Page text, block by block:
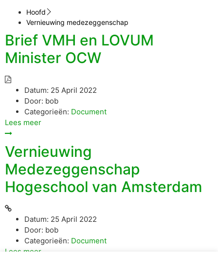
Hoofd
Vernieuwing medezeggenschap
Brief VMH en LOVUM
Minister OCW
Datum: 25 April 2022
Door: bob
Categorieën: Document
Lees meer
Vernieuwing
Medezeggenschap
Hogeschool van Amsterdam
Datum: 25 April 2022
Door: bob
Categorieën: Document
Lees meer